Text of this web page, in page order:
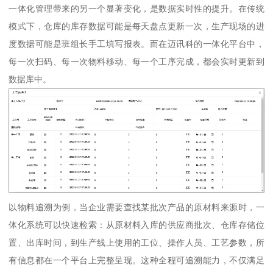
一体化管理带来的另一个显著变化，是数据实时性的提升。在传统
模式下，仓库的库存数据可能是每天盘点更新一次，生产现场的进
度数据可能是班组长手工填写报表。而在迈讯科的一体化平台中，
每一次扫码、每一次物料移动、每一个工序完成，都会实时更新到
数据库中。
以物料追溯为例，当企业需要查找某批次产品的原材料来源时，一
体化系统可以快速检索：从原材料入库的供应商批次、仓库存储位
置、出库时间，到生产线上使用的工位、操作人员、工艺参数，所
有信息都在一个平台上完整呈现。这种全程可追溯能力，不仅满足